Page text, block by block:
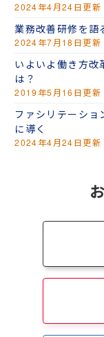
2024年4月24日更新
業務改善研修を語
2024年7月18日更新
いよいよ働き方改
は？
2019年5月16日更新
ファシリテーショ
に導く
2024年4月24日更新